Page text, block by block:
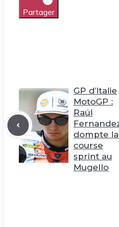
Partager
GP d’Italie
MotoGP :
Raúl
dompte la
course
sprint au
Mugello